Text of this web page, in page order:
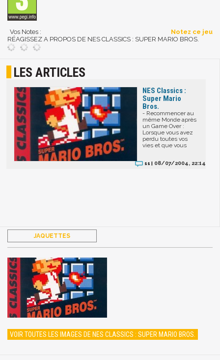
Vos Notes :
Notez ce jeu
RÉAGISSEZ A PROPOS DE NES CLASSICS : SUPER MARIO BROS.
LES ARTICLES
NES Classics :
Super Mario
Bros.
- Recommencer au
même Monde après
un Game Over :
Lorsque vous avez
perdu toutes vos
vies et que vous
11 | 08/07/2004, 22:14
JAQUETTES
VOIR TOUTES LES IMAGES DE NES CLASSICS : SUPER MARIO BROS.